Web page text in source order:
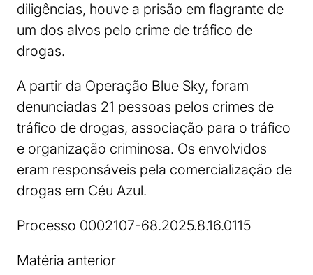
diligências, houve a prisão em flagrante de
um dos alvos pelo crime de tráfico de
drogas.
A partir da Operação Blue Sky, foram
denunciadas 21 pessoas pelos crimes de
tráfico de drogas, associação para o tráfico
e organização criminosa. Os envolvidos
eram responsáveis pela comercialização de
drogas em Céu Azul.
Processo 0002107-68.2025.8.16.0115
Matéria anterior